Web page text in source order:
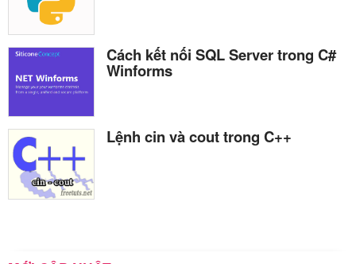
Cách kết nối SQL Server trong C#
Winforms
Lệnh cin và cout trong C++